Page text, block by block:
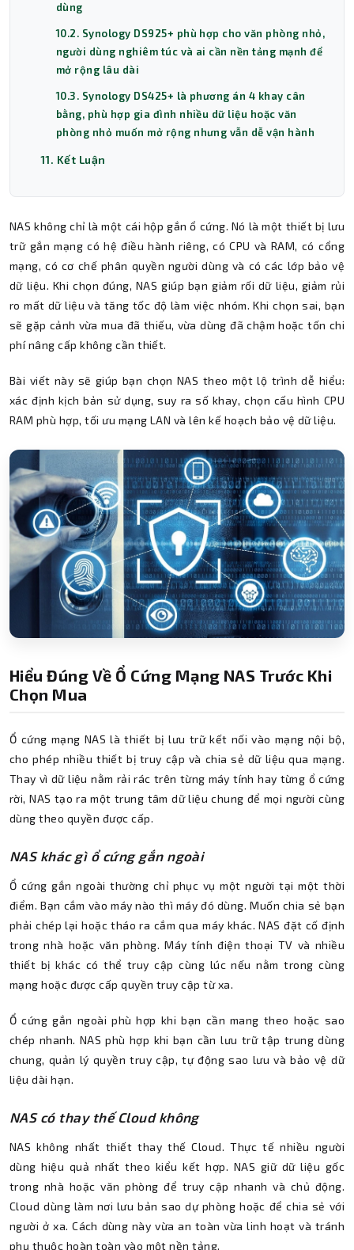
dùng
10.2. Synology DS925+ phù hợp cho văn phòng nhỏ,
người dùng nghiêm túc và ai cần nền tảng mạnh để
mở rộng lâu dài
10.3. Synology DS425+ là phương án 4 khay cân
bằng, phù hợp gia đình nhiều dữ liệu hoặc văn
phòng nhỏ muốn mở rộng nhưng vẫn dễ vận hành
11. Kết Luận
NAS không chỉ là một cái hộp gắn ổ cứng. Nó là một thiết bị lưu
trữ gắn mạng có hệ điều hành riêng, có CPU và RAM, có cổng
mạng, có cơ chế phân quyền người dùng và có các lớp bảo vệ
dữ liệu. Khi chọn đúng, NAS giúp bạn giảm rối dữ liệu, giảm rủi
ro mất dữ liệu và tăng tốc độ làm việc nhóm. Khi chọn sai, bạn
sẽ gặp cảnh vừa mua đã thiếu, vừa dùng đã chậm hoặc tốn chi
phí nâng cấp không cần thiết.
Bài viết này sẽ giúp bạn chọn NAS theo một lộ trình dễ hiểu:
xác định kịch bản sử dụng, suy ra số khay, chọn cấu hình CPU
RAM phù hợp, tối ưu mạng LAN và lên kế hoạch bảo vệ dữ liệu.
Hiểu Đúng Về Ổ Cứng Mạng NAS Trước Khi
Chọn Mua
Ổ cứng mạng NAS là thiết bị lưu trữ kết nối vào mạng nội bộ,
cho phép nhiều thiết bị truy cập và chia sẻ dữ liệu qua mạng.
Thay vì dữ liệu nằm rải rác trên từng máy tính hay từng ổ cứng
rời, NAS tạo ra một trung tâm dữ liệu chung để mọi người cùng
dùng theo quyền được cấp.
NAS khác gì ổ cứng gắn ngoài
Ổ cứng gắn ngoài thường chỉ phục vụ một người tại một thời
điểm. Bạn cắm vào máy nào thì máy đó dùng. Muốn chia sẻ bạn
phải chép lại hoặc tháo ra cắm qua máy khác. NAS đặt cố định
trong nhà hoặc văn phòng. Máy tính điện thoại TV và nhiều
thiết bị khác có thể truy cập cùng lúc nếu nằm trong cùng
mạng hoặc được cấp quyền truy cập từ xa.
Ổ cứng gắn ngoài phù hợp khi bạn cần mang theo hoặc sao
chép nhanh. NAS phù hợp khi bạn cần lưu trữ tập trung dùng
chung, quản lý quyền truy cập, tự động sao lưu và bảo vệ dữ
liệu dài hạn.
NAS có thay thế Cloud không
NAS không nhất thiết thay thế Cloud. Thực tế nhiều người
dùng hiệu quả nhất theo kiểu kết hợp. NAS giữ dữ liệu gốc
trong nhà hoặc văn phòng để truy cập nhanh và chủ động.
Cloud dùng làm nơi lưu bản sao dự phòng hoặc để chia sẻ với
người ở xa. Cách dùng này vừa an toàn vừa linh hoạt và tránh
phụ thuộc hoàn toàn vào một nền tảng.